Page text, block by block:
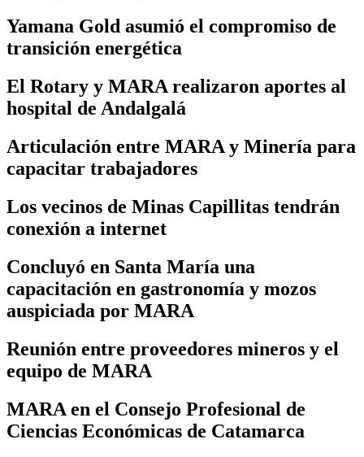
Yamana Gold asumió el compromiso de
transición energética
El Rotary y MARA realizaron aportes al
hospital de Andalgalá
Articulación entre MARA y Minería para
capacitar trabajadores
Los vecinos de Minas Capillitas tendrán
conexión a internet
Concluyó en Santa María una
capacitación en gastronomía y mozos
auspiciada por MARA
Reunión entre proveedores mineros y el
equipo de MARA
MARA en el Consejo Profesional de
Ciencias Económicas de Catamarca